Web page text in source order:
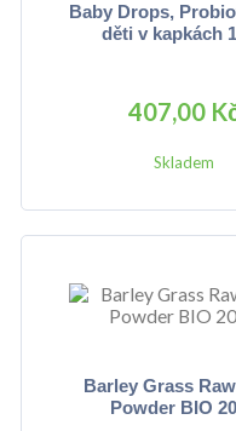
Baby Drops,
děti v kapkách
407,00
Skladem
Barley Grass
Powder BIO